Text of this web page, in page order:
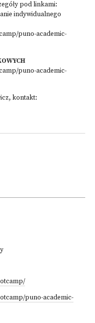
pod linkami:
indywidualnego
puno-academic-
puno-academic-
kontakt:
puno-academic-